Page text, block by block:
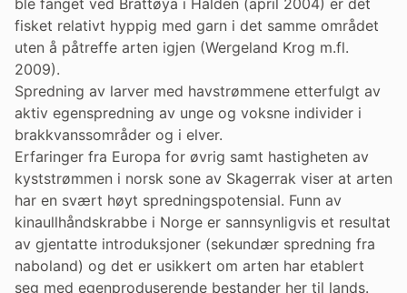
ble fanget ved Brattøya i Halden (april 2004) er det
fisket relativt hyppig med garn i det samme området
uten å påtreffe arten igjen (Wergeland Krog m.fl.
2009).
Spredning av larver med havstrømmene etterfulgt av
aktiv egenspredning av unge og voksne individer i
brakkvanssområder og i elver.
Erfaringer fra Europa for øvrig samt hastigheten av
kyststrømmen i norsk sone av Skagerrak viser at arten
har en svært høyt spredningspotensial. Funn av
kinaullhåndskrabbe i Norge er sannsynligvis et resultat
av gjentatte introduksjoner (sekundær spredning fra
naboland) og det er usikkert om arten har etablert
seg med egenproduserende bestander her til lands.